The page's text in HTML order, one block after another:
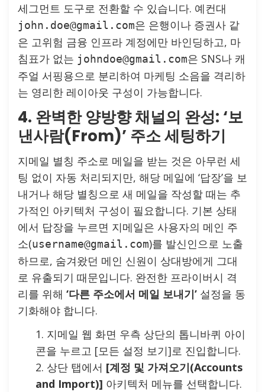
세그먼트 도구로 전환할 수 있습니다. 예컨대
john.doe@gmail.com은 은행이나 증권사 같
은 고위험 금융 인프라 계정에만 바인딩하고, 마
침표가 없는 johndoe@gmail.com은 SNS나 캐
주얼 서핑용으로 분리하여 마케팅 소음을 격리하
는 영리한 레이아웃 구성이 가능합니다.
4. 완벽한 양방향 채널의 완성: ‘보
낸사람(From)’ 주소 세팅하기
지메일 별칭 주소로 메일을 받는 것은 아무런 세
팅 없이 자동 처리되지만, 해당 메일에 ‘답장’을 보
내거나 해당 별칭으로 새 메일을 작성할 때는 추
가적인 아키텍처 구성이 필요합니다. 기본 상태
에서 답장을 누르면 지메일은 사용자의 메인 주
소(username@gmail.com)를 발신인으로 노출
하므로, 숨겨왔던 메인 신원이 상대방에게 그대
로 유출되기 때문입니다. 완전한 프라이버시 격
리를 위해 ‘다른 주소에서 메일 보내기’ 설정을 동
기화해야 합니다.
지메일 웹 화면 우측 상단의 톱니바퀴 아이
콘을 누르고 [모든 설정 보기]로 진입합니다.
상단 탭에서 [계정 및 가져오기(Accounts
and Import)] 아키텍처 메뉴를 선택합니다.